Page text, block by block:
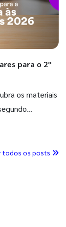
para o 2º
os materiais
todos os posts